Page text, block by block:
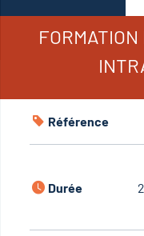
Référence
Durée